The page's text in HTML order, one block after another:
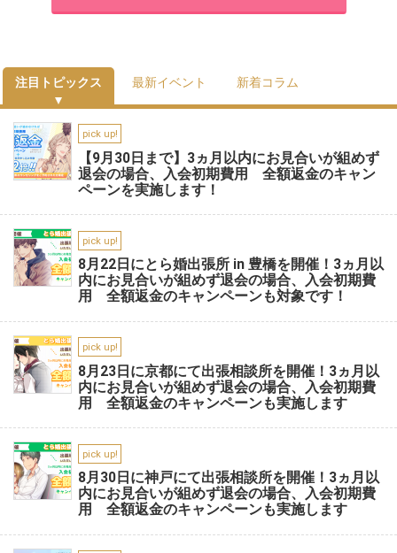
注目トピックス 最新イベント 新着コラム
pick up!
【9月30日まで】3ヵ月以内にお見合いが組めず
退会の場合、入会初期費用 全額返金のキャン
ペーンを実施します！
pick up!
8月22日にとら婚出張所 in 豊橋を開催！3ヵ月以
内にお見合いが組めず退会の場合、入会初期費
用 全額返金のキャンペーンも対象です！
pick up!
8月23日に京都にて出張相談所を開催！3ヵ月以
内にお見合いが組めず退会の場合、入会初期費
用 全額返金のキャンペーンも実施します
pick up!
8月30日に神戸にて出張相談所を開催！3ヵ月以
内にお見合いが組めず退会の場合、入会初期費
用 全額返金のキャンペーンも実施します